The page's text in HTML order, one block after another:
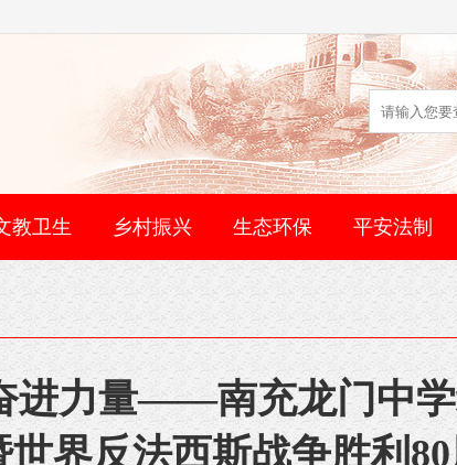
教卫生 乡村振兴 生态环保 平安法制
进力量——南充龙门中
世界反法西斯战争胜利